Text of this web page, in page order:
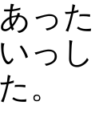
っ
っ
。